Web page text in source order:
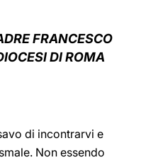
中文
FRANCESCO
DI ROMA
di incontrarvi e
Non essendo